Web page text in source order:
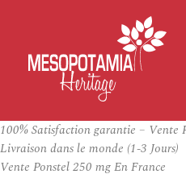
100% Satisfaction garantie – Vente
Livraison dans le monde (1-3 Jours)
Vente Ponstel 250 mg En France